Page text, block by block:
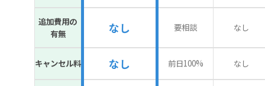
追加費用の
有無
なし 要相談 なし
キャンセル料 なし 前日100% なし